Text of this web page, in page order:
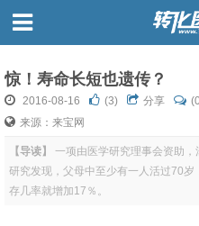
惊！寿命长短也遗传？
2016-08-16 (3) 分享
来源：来宝网
【导读】
一项由医学研究理事会资助
研究发现，父母中至少有一人活过70
存几率就增加17％。